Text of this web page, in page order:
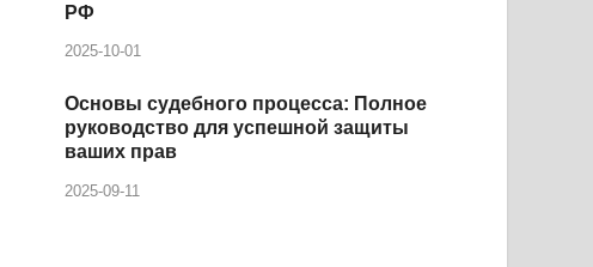
РФ
2025-10-01
Основы судебного процесса: Полное
руководство для успешной защиты
ваших прав
2025-09-11